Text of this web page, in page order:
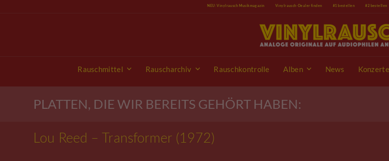
NEU: Vinylrausch Musikmagazin Vinylrausch-Dealer finden #1 bestellen #2 bestellen
Rauschmittel Rauscharchiv Rauschkontrolle Alben News Konzerte
PLATTEN, DIE WIR BEREITS GEHÖRT HABEN:
Lou Reed – Transformer (1972)